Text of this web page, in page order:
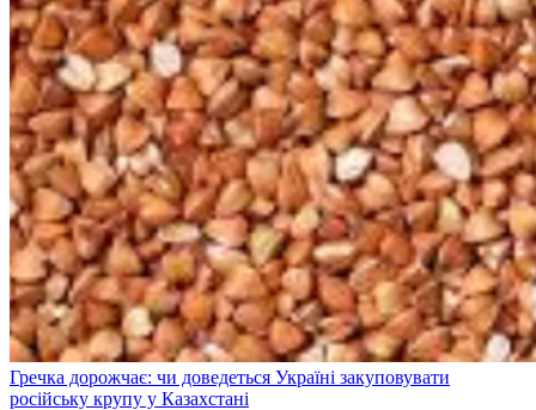
Гречка дорожчає: чи доведеться Україні закуповувати
російську крупу у Казахстані